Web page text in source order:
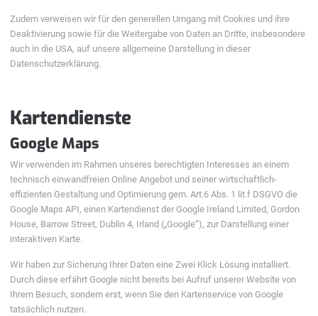
Zudem verweisen wir für den generellen Umgang mit Cookies und ihre
Deaktivierung sowie für die Weitergabe von Daten an Dritte, insbesondere
auch in die USA, auf unsere allgemeine Darstellung in dieser
Datenschutzerklärung.
Kartendienste
Google Maps
Wir verwenden im Rahmen unseres berechtigten Interesses an einem
technisch einwandfreien Online Angebot und seiner wirtschaftlich-
effizienten Gestaltung und Optimierung gem. Art.6 Abs. 1 lit.f DSGVO die
Google Maps API, einen Kartendienst der Google Ireland Limited, Gordon
House, Barrow Street, Dublin 4, Irland („Google“), zur Darstellung einer
interaktiven Karte.
Wir haben zur Sicherung Ihrer Daten eine Zwei Klick Lösung installiert.
Durch diese erfährt Google nicht bereits bei Aufruf unserer Website von
Ihrem Besuch, sondern erst, wenn Sie den Kartenservice von Google
tatsächlich nutzen.